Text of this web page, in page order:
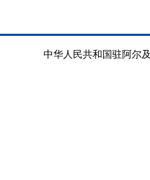
中华人民共和国驻阿尔